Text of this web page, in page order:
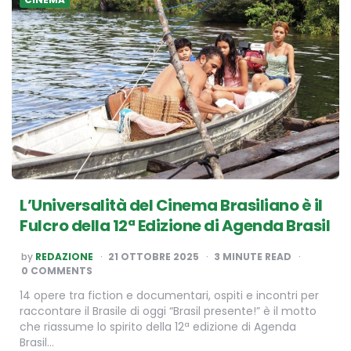
L’Universalità del Cinema Brasiliano è il
Fulcro della 12ª Edizione di Agenda Brasil
POSTED
BY
by REDAZIONE 21 OTTOBRE 2025 3 MINUTE READ
0 COMMENTS
14 opere tra fiction e documentari, ospiti e incontri per
raccontare il Brasile di oggi “Brasil presente!” è il motto
che riassume lo spirito della 12ª edizione di Agenda
Brasil…